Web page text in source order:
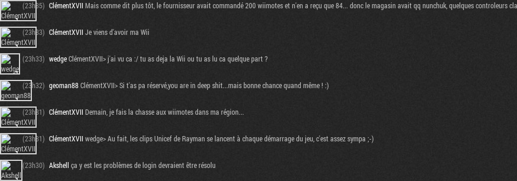
(23h35) ClémentXVII Mais comme dit plus tôt, le fournisseur avait commandé 200 wiimotes et n'en a reçu que 84... donc le magasin avait qq nunchuk, quelques controleurs
(23h33) ClémentXVIIJe viens d'avoir ma Wii
(23h33) wedgeClémentXVII> j'ai vu ca :/ tu as deja la Wii ou tu as lu ca quelque part ?
(23h32) geoman88ClémentXVII> Si t'as pa réservé,you are in deep shit...mais bonne chance quand même ! :)
(23h31) ClémentXVIIDemain, je fais la chasse aux wiimotes dans ma région...
(23h31) ClémentXVII wedge> Au fait, les clips Unicef de Rayman se lancent à chaque démarrage du jeu, c'est assez sympa ;-)
(23h30) Akshell ça y est les problèmes de login devraient être résolu